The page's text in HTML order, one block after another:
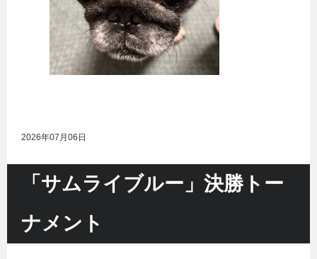
2026年07月06日
「サムライブルー」決勝トー
ナメント